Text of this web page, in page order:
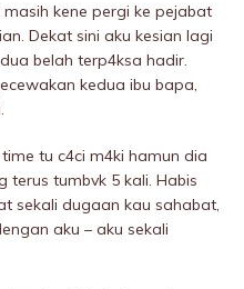
kene pergi ke pejabat
Dekat sini aku kesian lagi
beIah terp4ksa hadir.
kedua ibu bapa,
tu c4ci m4ki hamun dia
tumbvk 5 kali. Habis
sekali dugaan kau sahabat,
aku – aku sekali